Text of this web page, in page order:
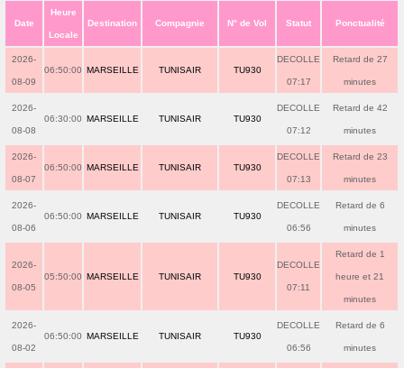
Date
Heure
Locale
Destination Compagnie N° de Vol Statut Ponctualité
2026-
08-09
06:50:00 MARSEILLE TUNISAIR TU930
DECOLLE
07:17
Retard de 27
minutes
2026-
08-08
06:30:00 MARSEILLE TUNISAIR TU930
DECOLLE
07:12
Retard de 42
minutes
2026-
08-07
06:50:00 MARSEILLE TUNISAIR TU930
DECOLLE
07:13
Retard de 23
minutes
2026-
08-06
06:50:00 MARSEILLE TUNISAIR TU930
DECOLLE
06:56
Retard de 6
minutes
2026-
08-05
05:50:00 MARSEILLE TUNISAIR TU930
DECOLLE
07:11
Retard de 1
heure et 21
minutes
2026-
08-02
06:50:00 MARSEILLE TUNISAIR TU930
DECOLLE
06:56
Retard de 6
minutes